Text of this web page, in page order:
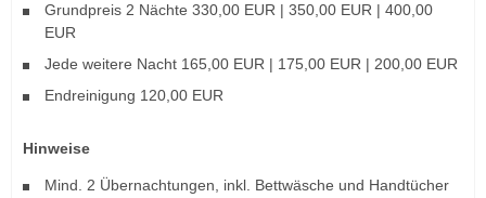
Grundpreis 2 Nächte 330,00 EUR | 350,00 EUR | 400,00
EUR
Jede weitere Nacht 165,00 EUR | 175,00 EUR | 200,00 EUR
Endreinigung 120,00 EUR
Hinweise
Mind. 2 Übernachtungen, inkl. Bettwäsche und Handtücher